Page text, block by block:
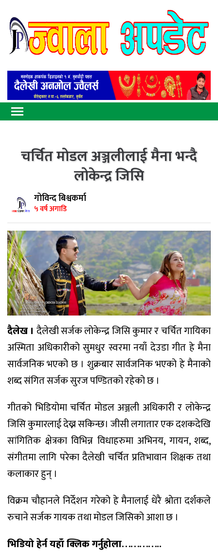
चर्चित मोडल अञ्जलीलाई मैना भन्दै
लोकेन्द्र जिसि
गोविन्द बिश्वकर्मा
५ वर्ष अगाडि
दैलेख । दैलेखी सर्जक लोकेन्द्र जिसि कुमार र चर्चित गायिका
अस्मिता अधिकारीको सुमधुर स्वरमा नयाँ देउडा गीत हे मैना
सार्वजनिक भएको छ । शुक्रबार सार्वजनिक भएको हे मैनाको
शब्द संगित सर्जक सुरज पण्डितको रहेको छ ।
गीतको भिडियोमा चर्चित मोडल अञ्जली अधिकारी र लोकेन्द्र
जिसि कुमारलाई देख्न सकिन्छ। जीसी लगातार एक दशकदेखि
सांगितिक क्षेत्रका विभिन्न विधाहरुमा अभिनय, गायन, शब्द,
संगीतमा लागि परेका दैलेखी चर्चित प्रतिभावान शिक्षक तथा
कलाकार हुन् ।
विक्रम चौहानले निर्देशन गरेको हे मैनालाई धेरै श्रोता दर्शकले
रुचाने सर्जक गायक तथा मोडल जिसिको आशा छ ।
भिडियो हेर्न यहाँ क्लिक गर्नुहोला…………..